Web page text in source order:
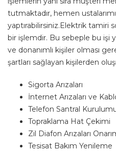
tutmaktadır, hemen
yaptırabilirsiniz.Elektrik tamiri
bir işlemdir. Bu sebeple bu işi
ve donanımlı kişiler olması
şartları sağlayan kişilerden
Sigorta Arızaları
İnternet Arızaları ve
Telefon Santral
Topraklama Hat Çekimi
Zil Diafon Arızaları
Tesisat Bakım Yenileme